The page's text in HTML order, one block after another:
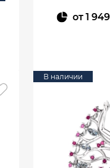
от1
В наличии